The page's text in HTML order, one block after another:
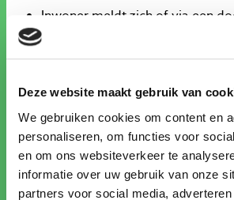
Deze website maakt gebruik van
We gebruiken cookies om content en
personaliseren, om functies voor
en om ons websiteverkeer te
informatie over uw gebruik van onze
partners voor social media,
Inwoner meldt zich of via een
klantadviseur (digitaal of
Werkcentrum NHN voor een
Onderdeel van het
loopbaan adviesgesprek
Indien nodig wordt een
bijv. CTC of TMA assessment)
Er volgt een scholings- ontwikkel
gesprek/ loopbaantest